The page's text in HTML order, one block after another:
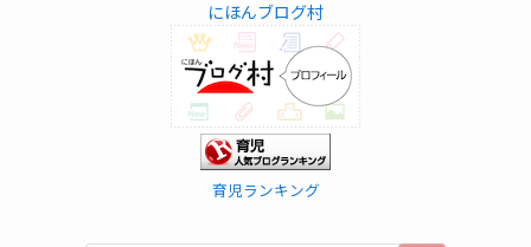
にほんブログ村
育児ランキング